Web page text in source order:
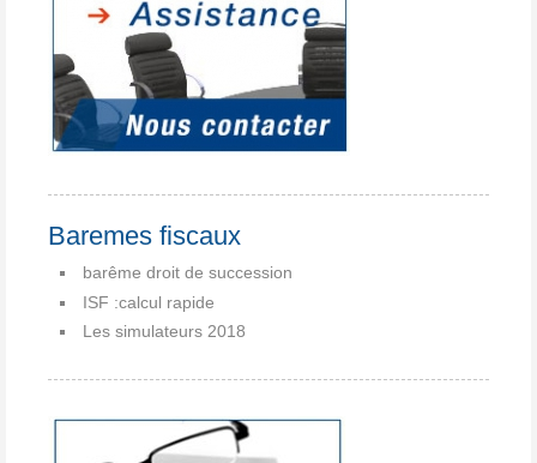
Baremes fiscaux
barême droit de succession
ISF :calcul rapide
Les simulateurs 2018